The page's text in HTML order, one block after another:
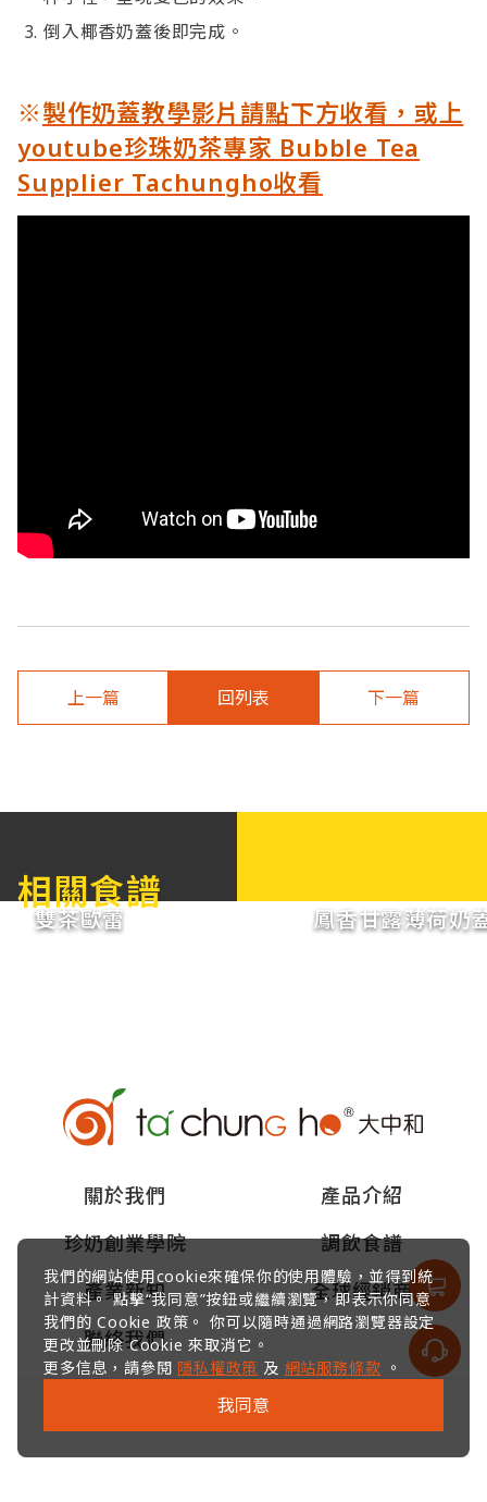
倒入椰香奶蓋後即完成。
※製作奶蓋教學影片請點下方收看，或上
youtube珍珠奶茶專家 Bubble Tea
Supplier Tachungho收看
上一篇 回列表 下一篇
相關食譜
雙茶歐蕾 鳳香甘露薄荷奶
關於我們
產品介紹
珍奶創業學院
調飲食譜
產業新知
全球經銷商
聯絡我們
我們的網站使用cookie來確保你的使用體驗，並得到統
計資料。 點擊“我同意”按鈕或繼續瀏覽，即表示你同意
我們的 Cookie 政策。 你可以隨時通過網路瀏覽器設定
更改並刪除 Cookie 來取消它。
更多信息，請參閱 隱私權政策 及 網站服務條款 。
我同意